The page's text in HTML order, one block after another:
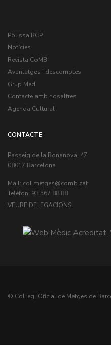
Pòlissa RCP
Notícies
Revista CoMB
Avantatges i descomptes
Grup Med
Contacte amb nosaltres
Agenda Cultural
CONTACTE
Passeig de la Bonanova, 47
08017 Barcelona
Mail: col.metges
Teléfon: 93 567 88 88
VEURE DELEGACIONS
© Col·legi Oficial de Metges de